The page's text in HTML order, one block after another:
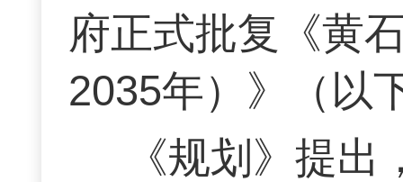
府正式批复《黄
2035年）》（以
《规划》提